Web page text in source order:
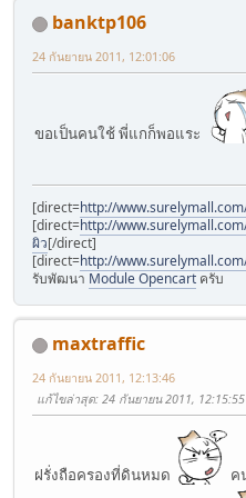
banktp106
24 กันยายน 2011, 12:01:06
ขอเป็นคนใช้ พี่แกก็พอแระ
[direct=http://
[direct=http://
ผิว[/direct]
[direct=http://
รับพัฒนา Module Opencart ครับ
maxtraffic
24 กันยายน 2011, 12:13:46
แก้ไขล่าสุด: 24 กันยายน 2011,
ฝรั่งถือครองที่ดินหมด ค